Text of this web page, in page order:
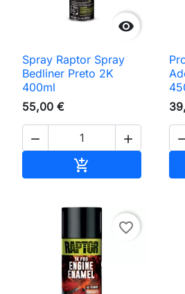

Spray Raptor Spray
Bedliner Preto 2K
400ml
55,00 €
 

favorite_border